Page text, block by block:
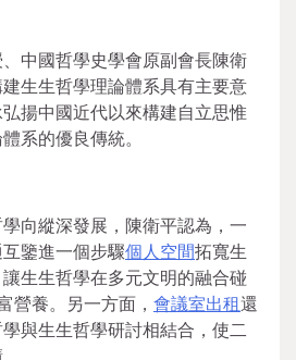
中國哲學史學會原副會長陳衛
生生哲學理論體系具有主要意
揚中國近代以來構建自立思惟
系的優良傳統。
向縱深發展，陳衛平認為，一
鑒進一個步驟個人空間拓寬生
生生哲學在多元文明的融合碰
營養。另一方面， 會議室出租還
與生生哲學研討相結合，使二